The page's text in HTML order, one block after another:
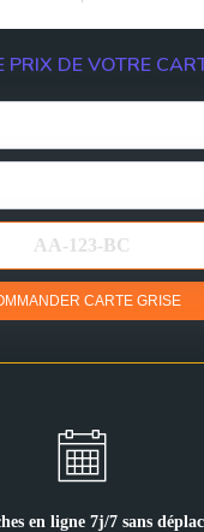
PRIX DE VOTRE
CARTE GRISE
en ligne 7j/7 sans